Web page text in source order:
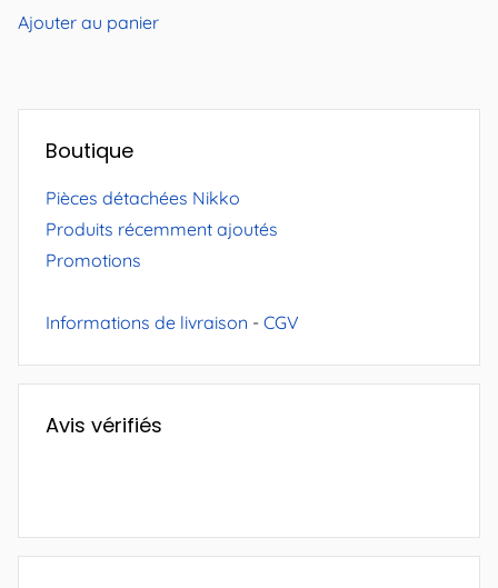
initial
actuel
Ajouter au panier
Boutique
Pièces détachées Nikko
Produits récemment ajoutés
Promotions
Informations de livraison - CGV
Avis vérifiés